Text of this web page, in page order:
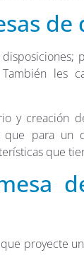
les
y creación
que para un
que
proyecte